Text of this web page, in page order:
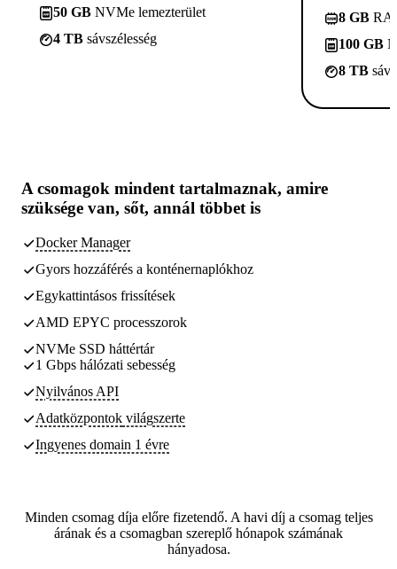
50 GB NVMe lemezterület
4 TB sávszélesség
8 GB
100 GB
8 TB
A csomagok mindent tartalmaznak, amire
szüksége van, sőt, annál többet is
Docker Manager
Gyors hozzáférés a konténernaplókhoz
Egykattintásos frissítések
AMD EPYC processzorok
NVMe SSD háttértár
1 Gbps hálózati sebesség
Nyilvános API
Adatközpontok világszerte
Ingyenes domain 1 évre
Minden csomag díja előre fizetendő. A havi díj a csomag teljes
árának és a csomagban szereplő hónapok számának
hányadosa.